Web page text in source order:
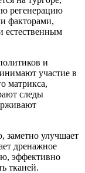
регенерацию
факторами,
естественным
и
участие в
матрикса,
следы
улучшает
дренажное
эффективно
тканей.